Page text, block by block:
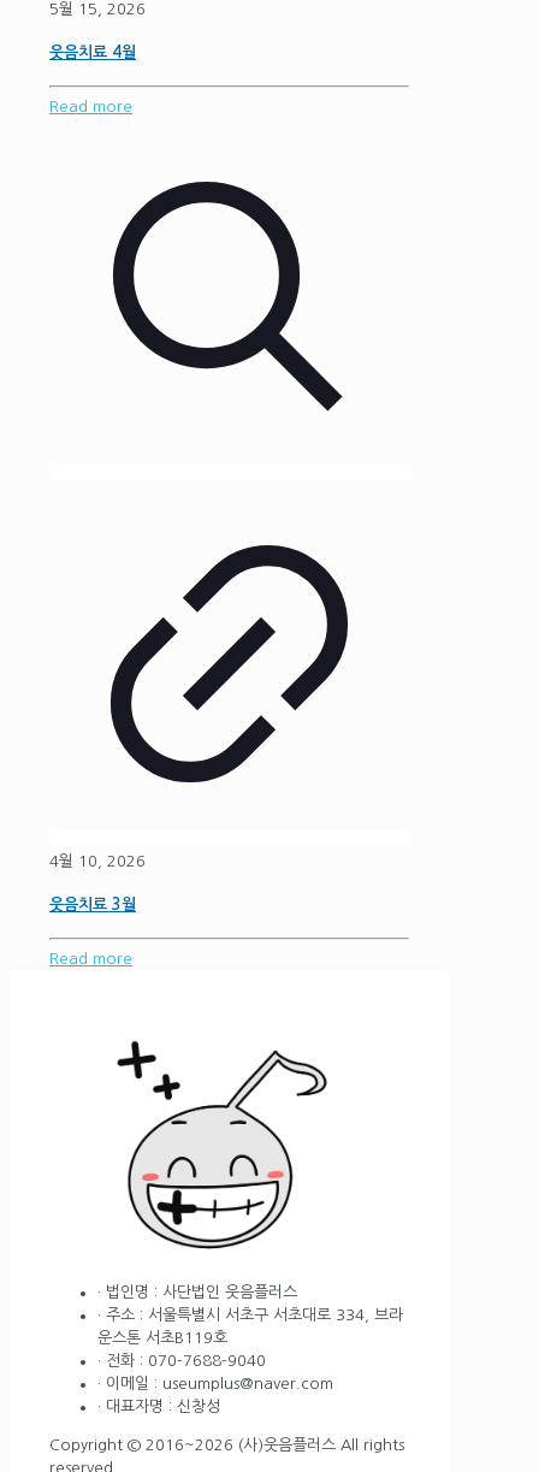
5월 15, 2026
웃음치료 4월
Read more
4월 10, 2026
웃음치료 3월
Read more
· 법인명 : 사단법인 웃음플러스
· 주소 : 서울특별시 서초구 서초대로 334, 브라
운스톤 서초B119호
· 전화 : 070-7688-9040
· 이메일 : useumplus@naver.com
· 대표자명 : 신창성
Copyright © 2016~2026 (사)웃음플러스 All rights
reserved.